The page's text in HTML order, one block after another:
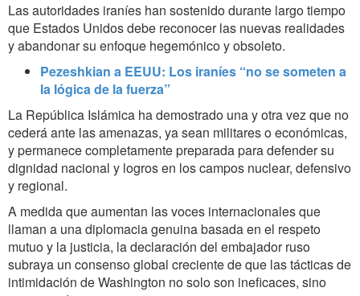
Las autoridades iraníes han sostenido durante largo tiempo
que Estados Unidos debe reconocer las nuevas realidades
y abandonar su enfoque hegemónico y obsoleto.
Pezeshkian a EEUU: Los iraníes “no se someten a
la lógica de la fuerza”
La República Islámica ha demostrado una y otra vez que no
cederá ante las amenazas, ya sean militares o económicas,
y permanece completamente preparada para defender su
dignidad nacional y logros en los campos nuclear, defensivo
y regional.
A medida que aumentan las voces internacionales que
llaman a una diplomacia genuina basada en el respeto
mutuo y la justicia, la declaración del embajador ruso
subraya un consenso global creciente de que las tácticas de
intimidación de Washington no solo son ineficaces, sino